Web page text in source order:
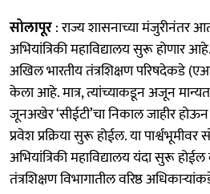
सोलापूर: राज्य शासनाच्या मंजुरीनंतर
अभियांत्रिकी महाविद्यालय सुरू होणार
अखिल भारतीय तंत्रशिक्षण परिषदेकडे
केला आहे. मात्र, त्यांच्याकडून अजून
जूनअखेर ‘सीईटी’चा निकाल जाहीर होऊन
प्रवेश प्रक्रिया सुरू होईल. या
अभियांत्रिकी महाविद्यालय यंदा सुरू होईल
तंत्रशिक्षण विभागातील वरिष्ठ